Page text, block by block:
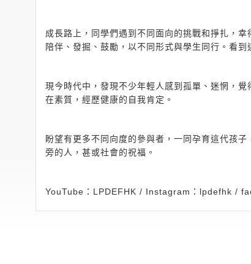
成長路上，同學們遇到不同面向的挑戰和掙扎，
陪伴、發掘、鼓勵，以不同形式與學生同行。看
現今時代中，發現不少年輕人感到孤單、迷惘，
在素質，經歷健康的自我肯定。
盼望有更多不同向度的參與者，一同孕育這代孩
旁的人，甚或社會的祝福。
YouTube：LPDEFHK / Instagram：lpdefhk /